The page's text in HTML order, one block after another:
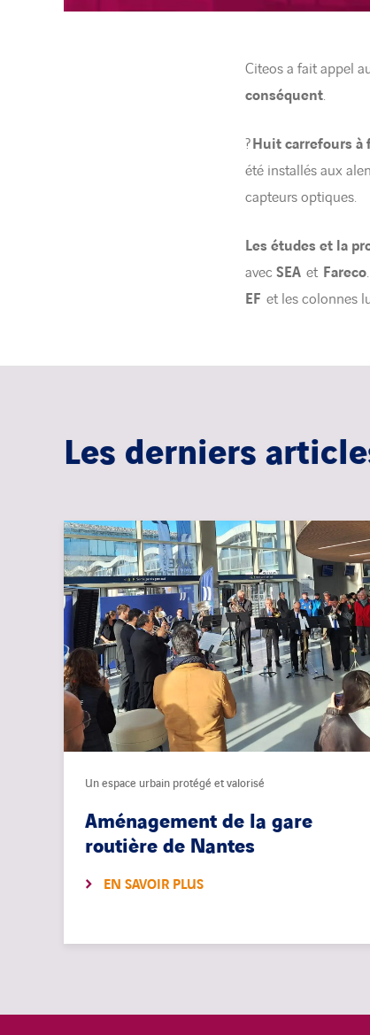
Citeos a fait appel
conséquent.
?Huit carrefours à
été installés aux
capteurs optiques.
Les études et la
avec SEA et Fareco
EF et les colonnes
Les derniers
Un espace urbain protégé et valorisé
Aménagement de la gare
routière de Nantes
EN SAVOIR PLUS